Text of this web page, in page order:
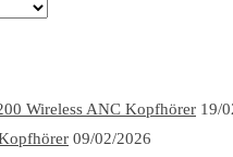
Wireless ANC Kopfhörer 19/
09/02/2026